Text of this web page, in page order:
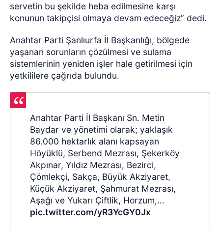
servetin bu şekilde heba edilmesine karşı
konunun takipçisi olmaya devam edeceğiz” dedi.
Anahtar Parti Şanlıurfa İl Başkanlığı, bölgede
yaşanan sorunların çözülmesi ve sulama
sistemlerinin yeniden işler hale getirilmesi için
yetkililere çağrıda bulundu.
Anahtar Parti İl Başkanı Sn. Metin
Baydar ve yönetimi olarak; yaklaşık
86.000 hektarlık alanı kapsayan
Höyüklü, Serbend Mezrası, Şekerköy
Akpınar, Yıldız Mezrası, Bezirci,
Çömlekçi, Sakça, Büyük Akziyaret,
Küçük Akziyaret, Şahmurat Mezrası,
Aşağı ve Yukarı Çiftlik, Horzum,…
pic.twitter.com/yR3YcGY0Jx